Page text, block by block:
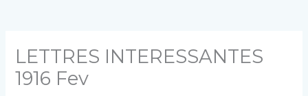
LETTRES INTERESSANTES
1916 Fev